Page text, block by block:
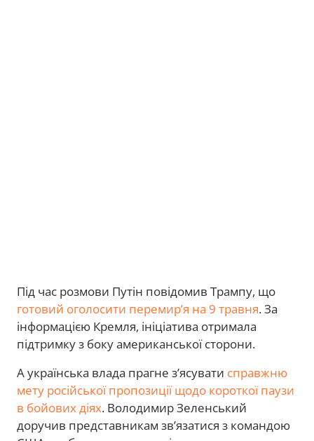
Під час розмови Путін повідомив Трампу, що
готовий оголосити перемирʼя на 9 травня. За
інформацією Кремля, ініціатива отримала
підтримку з боку американської сторони.
А українська влада прагне з’ясувати справжню
мету російської пропозиції щодо короткої паузи
в бойових діях. Володимир Зеленський
доручив представникам зв’язатися з командою